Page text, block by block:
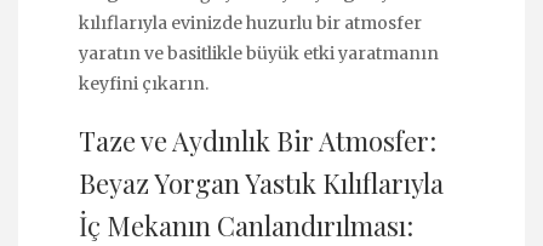
kılıflarıyla evinizde huzurlu bir atmosfer
yaratın ve basitlikle büyük etki yaratmanın
keyfini çıkarın.
Taze ve Aydınlık Bir Atmosfer:
Beyaz Yorgan Yastık Kılıflarıyla
İç Mekanın Canlandırılması: